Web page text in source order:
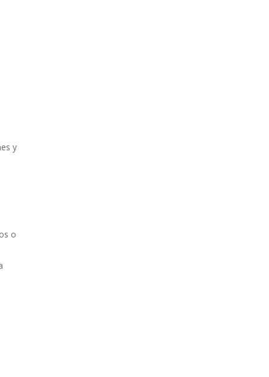
y
o